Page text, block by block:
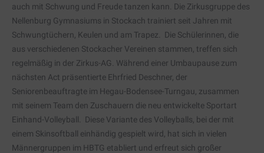
auch mit Schwung und Freude tanzen kann. Die Zirkusgruppe des
Nellenburg Gymnasiums in Stockach trainiert seit Jahren mit
Schwungtüchern, Keulen und am Trapez. Die Schülerinnen, die
aus verschiedenen Stockacher Vereinen stammen, treffen sich
regelmäßig in der Zirkus-AG. Während einer Umbaupause zum
nächsten Act präsentierte Ehrfried Deschner, der
Seniorenbeauftragte im Hegau-Bodensee-Turngau, zusammen
mit seinem Team den Zuschauern die neu entwickelte Sportart
Einhand-Volleyball. Diese Variante des Volleyballs, bei der mit
einem Skinsoftball einhändig gespielt wird, hat sich in vielen
Männergruppen im HBTG etabliert und erfreut sich großer